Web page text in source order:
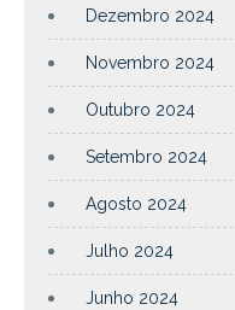
Dezembro 2024
Novembro 2024
Outubro 2024
Setembro 2024
Agosto 2024
Julho 2024
Junho 2024